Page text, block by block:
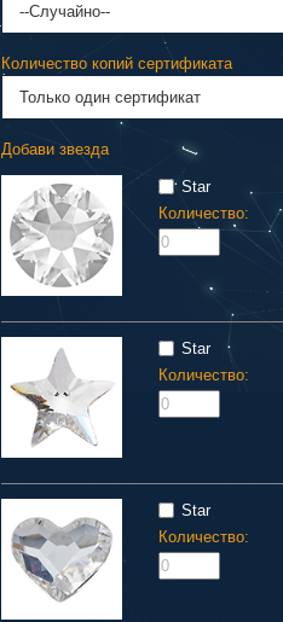
Количество копий сертификата
Добави звезда
Star
Количество:
Star
Количество:
Star
Количество: